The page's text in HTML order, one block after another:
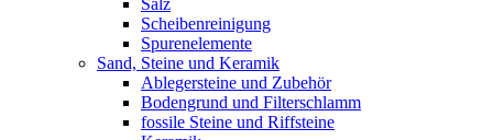
Scheibenreinigung
Spurenelemente
Sand, Steine und Keramik
Ablegersteine und Zubehör
Bodengrund und Filterschlamm
fossile Steine und Riffsteine